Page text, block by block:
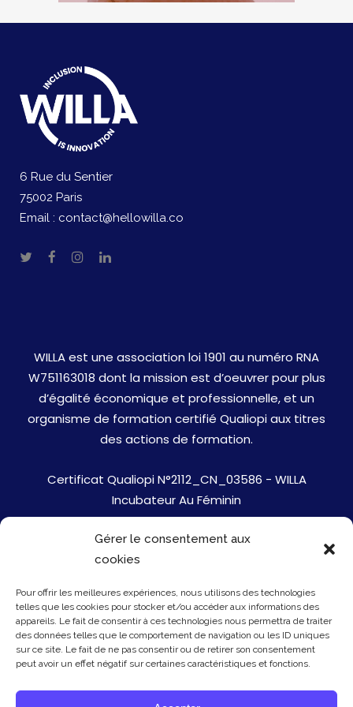
Gérer le consentement aux
cookies
Pour offrir les meilleures expériences, nous utilisons des technologies
telles que les cookies pour stocker et/ou accéder aux informations des
appareils. Le fait de consentir à ces technologies nous permettra de traiter
des données telles que le comportement de navigation ou les ID uniques
sur ce site. Le fait de ne pas consentir ou de retirer son consentement
peut avoir un effet négatif sur certaines caractéristiques et fonctions.
6 Rue du Sentier
75002 Paris
Email : contact@hellowilla.co
WILLA est une association loi 1901 au numéro RNA
W751163018 dont la mission est d’oeuvrer pour plus
d’égalité économique et professionnelle, et un
organisme de formation certifié Qualiopi aux titres
des actions de formation.
Certificat Qualiopi N°2112_CN_03586 - WILLA
Incubateur Au Féminin
Jobs
Mentions Légales
Politique de cookies
Presse